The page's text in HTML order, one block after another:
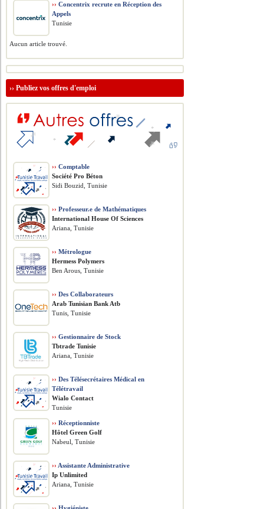
›› Concentrix recrute en Réception des
Appels
Tunisie
Aucun article trouvé.
››Publiez vos offres d'emploi
›› Comptable
Société Pro Béton
Sidi Bouzid, Tunisie
›› Professeur.e de Mathématiques
International House Of Sciences
Ariana, Tunisie
›› Métrologue
Hermess Polymers
Ben Arous, Tunisie
›› Des Collaborateurs
Arab Tunisian Bank Atb
Tunis, Tunisie
›› Gestionnaire de Stock
Tbtrade Tunisie
Ariana, Tunisie
›› Des Télésecrétaires Médical en
Télétravail
Wialo Contact
Tunisie
›› Réceptionniste
Hôtel Green Golf
Nabeul, Tunisie
›› Assistante Administrative
Ip Unlimited
Ariana, Tunisie